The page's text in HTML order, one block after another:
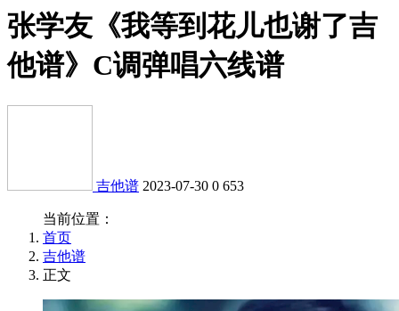
张学友《我等到花儿也谢了吉
他谱》C调弹唱六线谱
吉他谱 2023-07-30 0 653
当前位置：
首页
吉他谱
正文